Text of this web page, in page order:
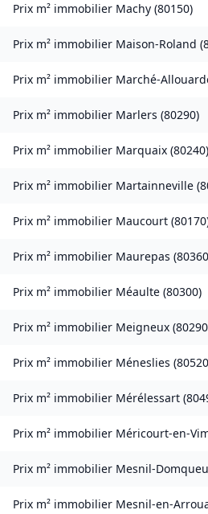
Prix m² immobilier Machy (80150)
Prix m² immobilier Maison-Roland (
Prix m² immobilier Marché-
Prix m² immobilier Marlers (80290)
Prix m² immobilier Marquaix (80240)
Prix m² immobilier Martainneville (
Prix m² immobilier Maucourt (80170
Prix m² immobilier Maurepas (80360
Prix m² immobilier Méaulte (80300)
Prix m² immobilier Meigneux (80290
Prix m² immobilier Méneslies (80520
Prix m² immobilier Mérélessart (
Prix m² immobilier Méricourt-en-
Prix m² immobilier Mesnil-
Prix m² immobilier Mesnil-en-